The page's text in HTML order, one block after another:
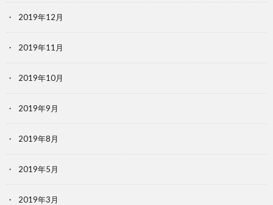
2019年12月
2019年11月
2019年10月
2019年9月
2019年8月
2019年5月
2019年3月